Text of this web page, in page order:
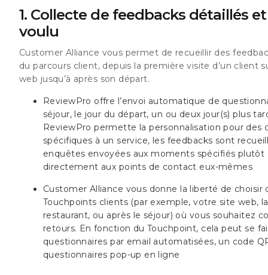
1. Collecte de feedbacks détaillés
voulu
Customer Alliance vous permet de recueillir des
du parcours client, depuis la première visite d’un client
web jusqu’à après son départ.
ReviewPro offre l’envoi automatique de
séjour, le jour du départ, un ou deux jour(s) plus
ReviewPro permette la personnalisation pour des
spécifiques à un service, les feedbacks sont
enquêtes envoyées aux moments spécifiés plutôt
directement aux points de contact eux-mêmes
Customer Alliance vous donne la liberté de choisir
Touchpoints clients (par exemple, votre site web,
restaurant, ou après le séjour) où vous souhaitez
retours. En fonction du Touchpoint, cela peut se
questionnaires par email automatisées, un code
questionnaires pop-up en ligne